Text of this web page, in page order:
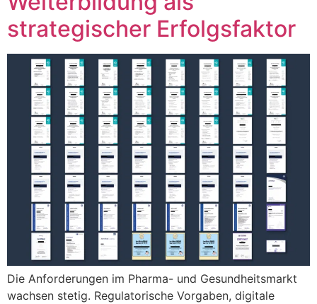
strategischer Erfolgsfaktor
Die Anforderungen im Pharma- und Gesundheitsmarkt
wachsen stetig. Regulatorische Vorgaben, digitale